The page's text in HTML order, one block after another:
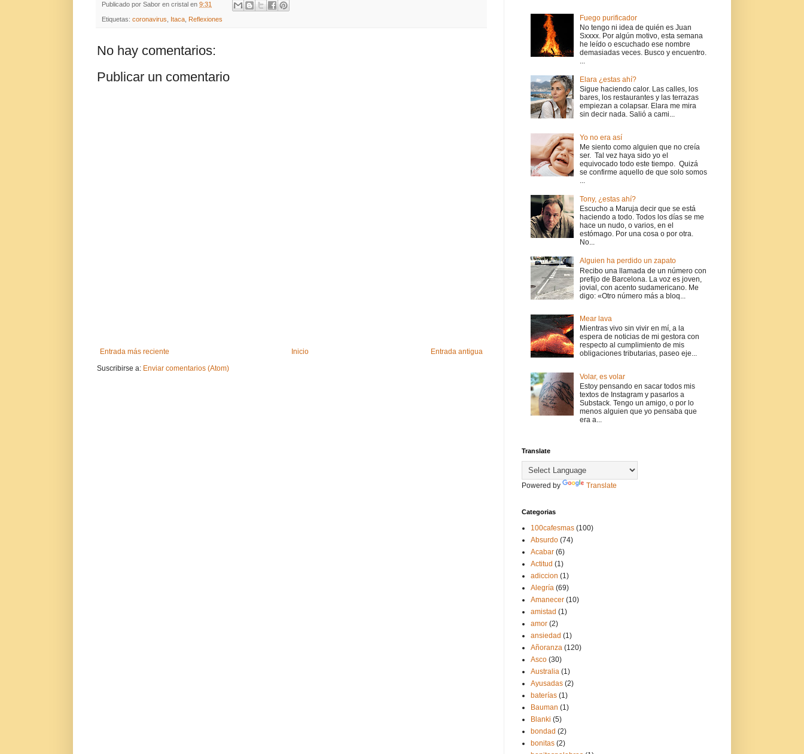
Publicado por Sabor en cristal en 9:31
Etiquetas: coronavirus Itaca Reflexiones
No hay comentarios:
Publicar un comentario
Entrada más reciente Entrada antigua
Inicio
Suscribirse a: Enviar comentarios (Atom)
Fuego purificador
No tengo ni idea de quién es Juan
Sxxxx. Por algún motivo, esta semana
he leído o escuchado ese nombre
demasiadas veces. Busco y encuentro.
...
Elara ¿estas ahí?
Sigue haciendo calor. Las calles, los
bares, los restaurantes y las terrazas
empiezan a colapsar. Elara me mira
sin decir nada. Salió a cami...
Yo no era así
Me siento como alguien que no creía
ser. Tal vez haya sido yo el
equivocado todo este tiempo. Quizá
se confirme aquello de que solo somos
...
Tony, ¿estas ahí?
Escucho a Maruja decir que se está
haciendo a todo. Todos los días se me
hace un nudo, o varios, en el
estómago. Por una cosa o por otra.
No...
Alguien ha perdido un zapato
Recibo una llamada de un número con
prefijo de Barcelona. La voz es joven,
jovial, con acento sudamericano. Me
digo: «Otro número más a bloq...
Mear lava
Mientras vivo sin vivir en mí, a la
espera de noticias de mi gestora con
respecto al cumplimiento de mis
obligaciones tributarias, paseo eje...
Volar, es volar
Estoy pensando en sacar todos mis
textos de Instagram y pasarlos a
Substack. Tengo un amigo, o por lo
menos alguien que yo pensaba que
era a...
Translate
Powered by Translate
Categorias
100cafesmas (100)
Absurdo (74)
Acabar (6)
Actitud (1)
adiccion (1)
Alegría (69)
Amanecer (10)
amistad (1)
amor (2)
ansiedad (1)
Añoranza (120)
Asco (30)
Australia (1)
Ayusadas (2)
baterías (1)
Bauman (1)
Blanki (5)
bondad (2)
bonitas (2)